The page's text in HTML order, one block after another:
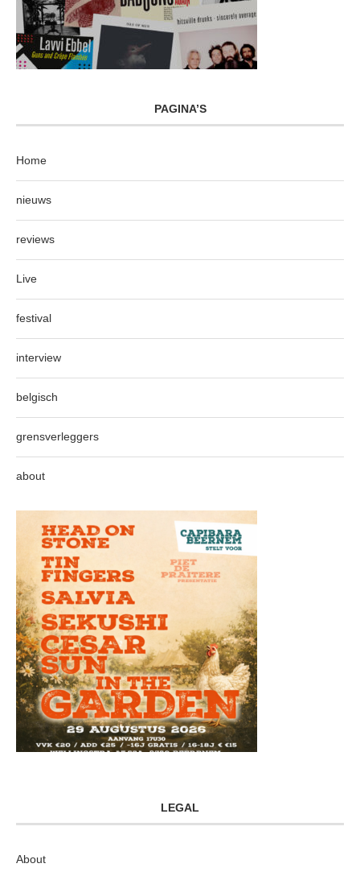
PAGINA’S
Home
nieuws
reviews
Live
festival
interview
belgisch
grensverleggers
about
LEGAL
About